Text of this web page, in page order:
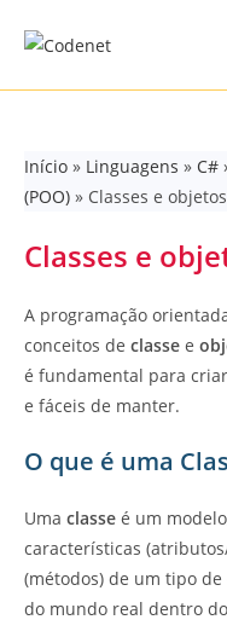
Início » Linguagens » C#
(POO) » Classes e objetos
Classes e
A programação
conceitos de classe e
é fundamental para
e fáceis de manter.
O que é uma
Uma classe é um
características
(métodos) de um tipo
do mundo real dentro